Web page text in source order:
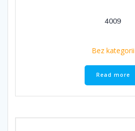
4009
Bez kategorii
Read more